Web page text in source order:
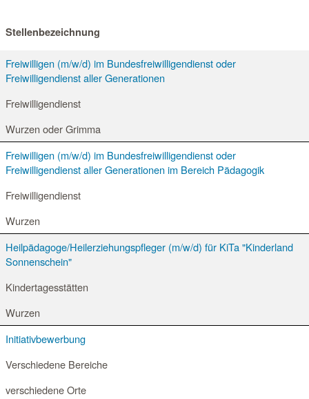
Stellenbezeichnung
Freiwilligen (m/w/d) im Bundesfreiwilligendienst oder
Freiwilligendienst aller Generationen
Freiwilligendienst
Wurzen oder Grimma
Freiwilligen (m/w/d) im Bundesfreiwilligendienst oder
Freiwilligendienst aller Generationen im Bereich Pädagogik
Freiwilligendienst
Wurzen
Heilpädagoge/Heilerziehungspfleger (m/w/d) für KiTa "Kinderland
Sonnenschein"
Kindertagesstätten
Wurzen
Initiativbewerbung
Verschiedene Bereiche
verschiedene Orte